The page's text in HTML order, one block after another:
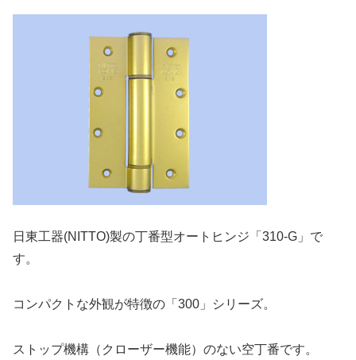
日東工器(NITTO)製の丁番型オートヒンジ「310-G」で
す。
コンパクトな外観が特徴の「300」シリーズ。
ストップ機構（クローザー機能）のない空丁番です。